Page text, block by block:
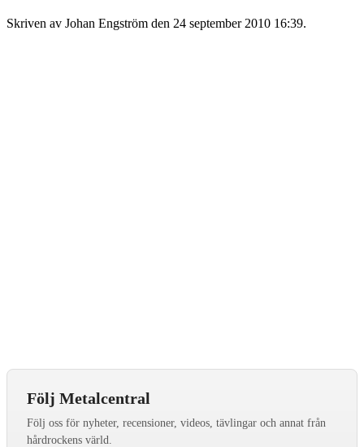
Skriven av Johan Engström den 24 september 2010 16:39.
Följ Metalcentral
Följ oss för nyheter, recensioner, videos, tävlingar och annat från
hårdrockens värld.